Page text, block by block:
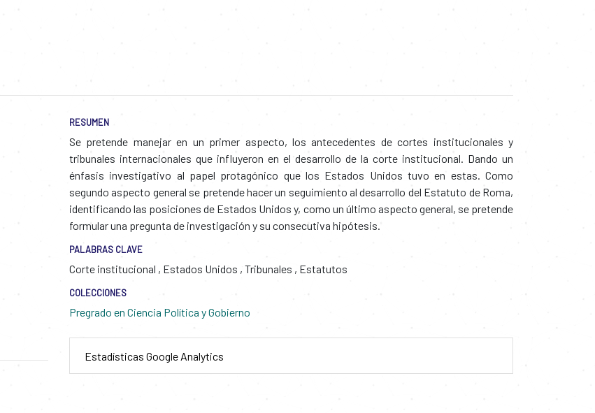
RESUMEN
Se pretende manejar en un primer aspecto, los antecedentes de cortes institucionales y
tribunales internacionales que influyeron en el desarrollo de la corte institucional. Dando un
énfasis investigativo al papel protagónico que los Estados Unidos tuvo en estas. Como
segundo aspecto general se pretende hacer un seguimiento al desarrollo del Estatuto de Roma,
identificando las posiciones de Estados Unidos y, como un último aspecto general, se pretende
formular una pregunta de investigación y su consecutiva hipótesis.
PALABRAS CLAVE
Corte institucional , Estados Unidos , Tribunales , Estatutos
COLECCIONES
Pregrado en Ciencia Política y Gobierno
Estadísticas Google Analytics